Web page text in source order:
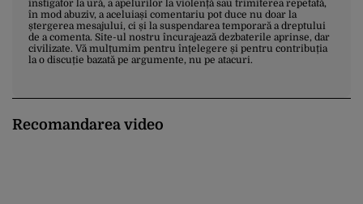
instigator la ură, a apelurilor la violență sau trimiterea repetată,
în mod abuziv, a aceluiași comentariu pot duce nu doar la
ștergerea mesajului, ci și la suspendarea temporară a dreptului
de a comenta. Site-ul nostru încurajează dezbaterile aprinse, dar
civilizate. Vă mulțumim pentru înțelegere și pentru contribuția
la o discuție bazată pe argumente, nu pe atacuri.
Recomandarea video